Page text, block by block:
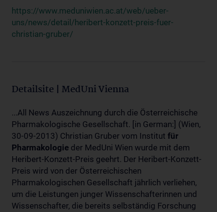
https://www.meduniwien.ac.at/web/ueber-
uns/news/detail/heribert-konzett-preis-fuer-
christian-gruber/
Detailsite | MedUni Vienna
...All News Auszeichnung durch die Österreichische
Pharmakologische Gesellschaft. [in German:] (Wien,
30-09-2013) Christian Gruber vom Institut für
Pharmakologie der MedUni Wien wurde mit dem
Heribert-Konzett-Preis geehrt. Der Heribert-Konzett-
Preis wird von der Österreichischen
Pharmakologischen Gesellschaft jährlich verliehen,
um die Leistungen junger Wissenschafterinnen und
Wissenschafter, die bereits selbständig Forschung